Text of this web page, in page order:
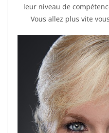
leur niveau de
Vous allez plus vite